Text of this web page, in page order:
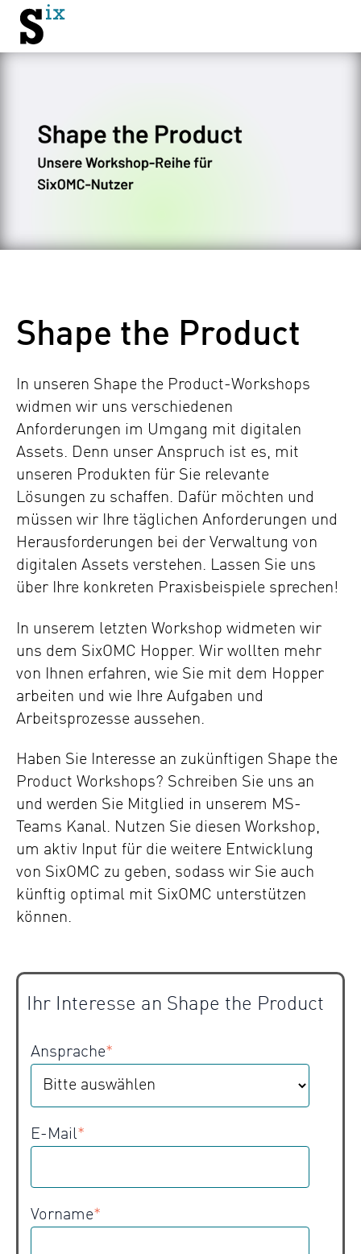
Shape the Product
In unseren Shape the Product-Workshops
widmen wir uns verschiedenen
Anforderungen im Umgang mit digitalen
Assets. Denn unser Anspruch ist es, mit
unseren Produkten für Sie relevante
Lösungen zu schaffen. Dafür möchten und
müssen wir Ihre täglichen Anforderungen und
Herausforderungen bei der Verwaltung von
digitalen Assets verstehen. Lassen Sie uns
über Ihre konkreten Praxisbeispiele sprechen!
In unserem letzten Workshop widmeten wir
uns dem SixOMC Hopper. Wir wollten mehr
von Ihnen erfahren, wie Sie mit dem Hopper
arbeiten und wie Ihre Aufgaben und
Arbeitsprozesse aussehen.
Haben Sie Interesse an zukünftigen Shape the
Product Workshops? Schreiben Sie uns an
und werden Sie Mitglied in unserem MS-
Teams Kanal. Nutzen Sie diesen Workshop,
um aktiv Input für die weitere Entwicklung
von SixOMC zu geben, sodass wir Sie auch
künftig optimal mit SixOMC unterstützen
können.
Ihr Interesse an Shape the Product
Ansprache*
E-Mail*
Vorname*